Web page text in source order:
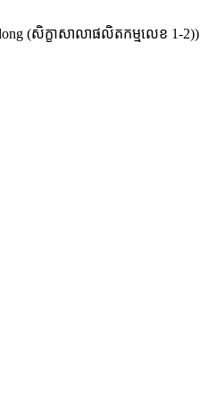
(សិក្ខាសាលាផលិតកម្មលេខ 1-2))